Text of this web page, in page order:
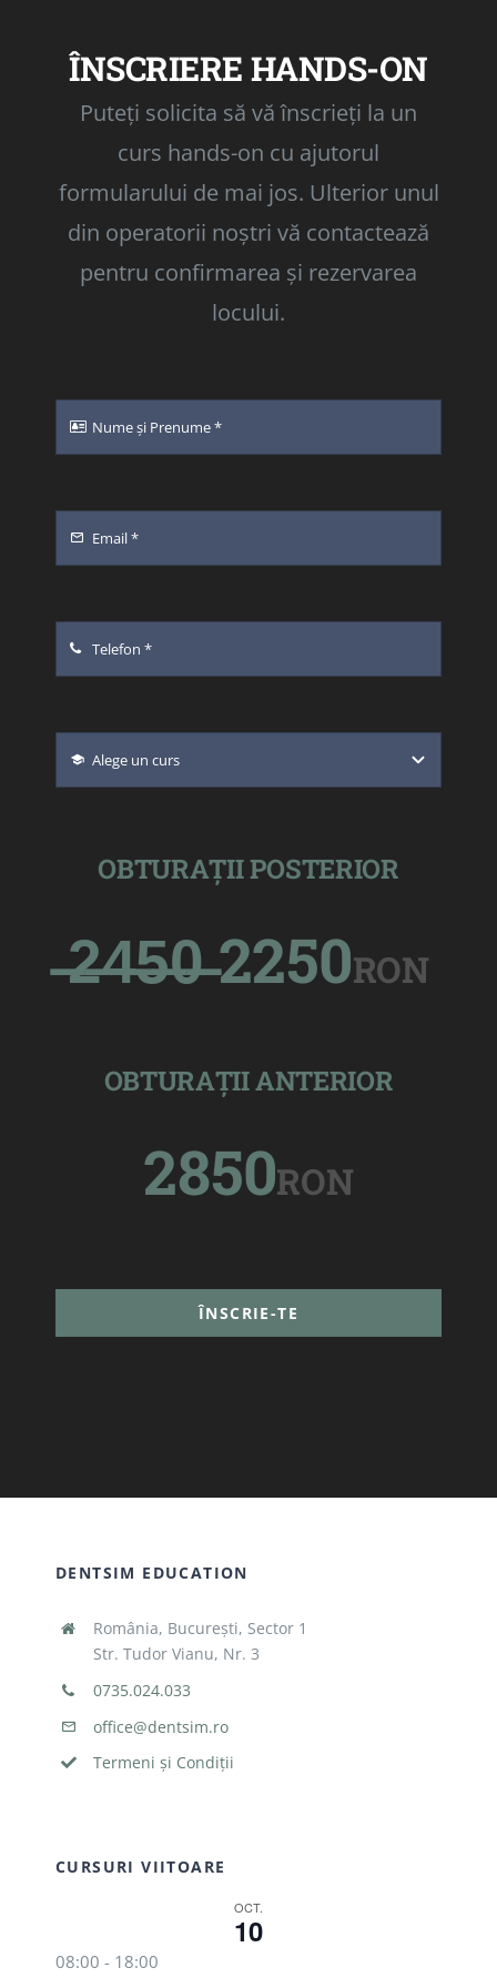
ÎNSCRIERE HANDS-ON
Puteți solicita să vă înscrieți la un
curs hands-on cu ajutorul
formularului de mai jos. Ulterior unul
din operatorii noștri vă contactează
pentru confirmarea și rezervarea
locului.
OBTURAȚII POSTERIOR
̶2̶4̶5̶0̶ 2250RON
OBTURAȚII ANTERIOR
2850RON
ÎNSCRIE-TE
DENTSIM EDUCATION
România, București, Sector 1
Str. Tudor Vianu, Nr. 3
0735.024.033
office@dentsim.ro
Termeni și Condiții
CURSURI VIITOARE
OCT.
10
08:00 - 18:00